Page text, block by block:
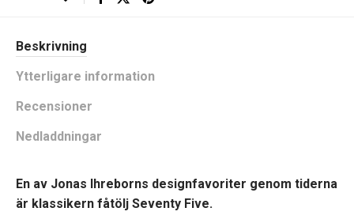
Beskrivning
Ytterligare information
Recensioner
Nedladdningar
En av Jonas Ihreborns designfavoriter genom tiderna
är klassikern fåtölj Seventy Five.